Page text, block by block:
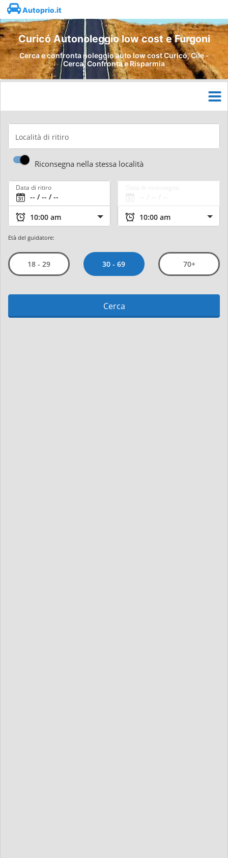
Autoprio.it
Curicó Autonoleggio low cost e Furgoni
Cerca e confronta noleggio auto low cost Curicó, Cile -
Cerca, Confronta e Risparmia
Località di ritiro
Riconsegna nella stessa località
Data di ritiro
Età del guidatore:
18 - 29 30 - 69 70+
Cerca